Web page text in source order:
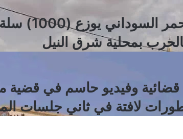
الهلال الأحمر
بمحلية شرق النيل
قضائية وفيديو حاسم في قضية
لافتة في ثاني جلسات